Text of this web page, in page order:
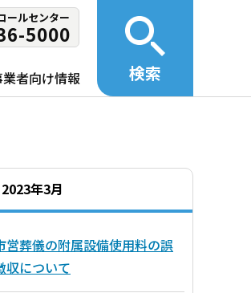
ールセンター
5000
者向け情報 検索
2023年3月
営葬儀の附属設備使用料の誤
収について